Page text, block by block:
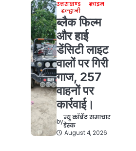
उत्तराखण्ड
क्राइम
हल्द्वानी
ब्लैक फिल्म
और हाई
डेंसिटी लाइट
वालों पर गिरी
गाज, 257
वाहनों पर
कार्रवाई।
by
न्यू कॉर्बेट समाचार
डेस्क
August 4, 2026